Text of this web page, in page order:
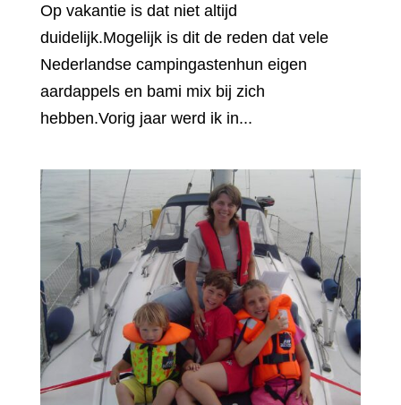
Op vakantie is dat niet altijd
duidelijk.Mogelijk is dit de reden dat vele
Nederlandse campingastenhun eigen
aardappels en bami mix bij zich
hebben.Vorig jaar werd ik in...